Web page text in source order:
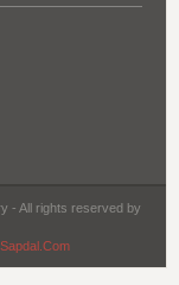
- All rights reserved by
Sapdal.Com